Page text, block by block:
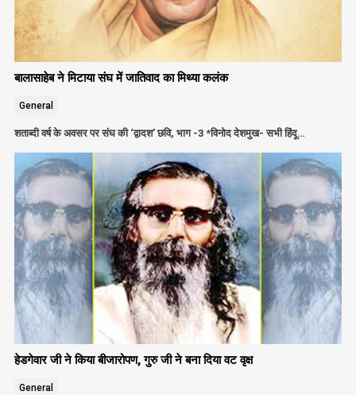
बालासाहेब ने मिटाया संघ में जातिवाद का मिथ्या कलंक
General
शताब्दी वर्ष के अवसर पर संघ की ‘द्वादश’ छवि, भाग -3 *विनोद देशमुख- सभी हिंदू…
हेडगेवार जी ने किया बीजारोपण, गुरु जी ने बना दिया वट वृक्ष
General